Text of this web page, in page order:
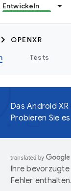
Entwickeln
OPENXR
Tests
Das Android XR
Probieren Sie
Ihre
Fehler enthalten.